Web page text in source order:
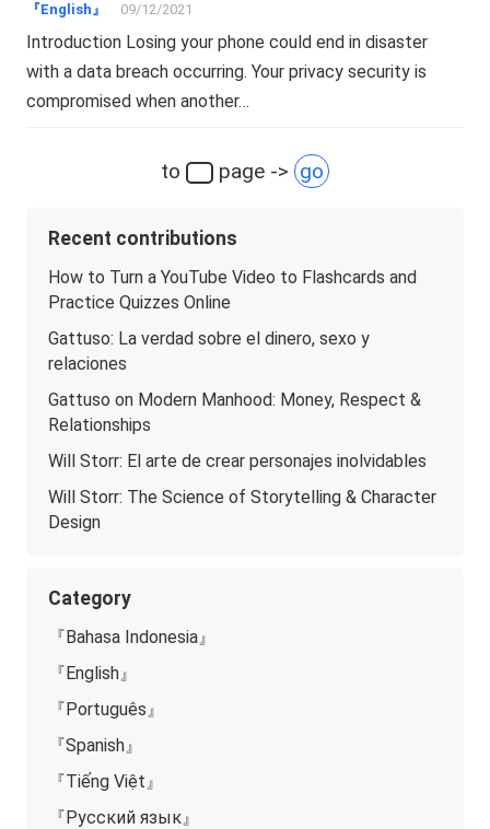
『English』 09/12/2021
Introduction Losing your phone could end in disaster
with a data breach occurring. Your privacy security is
compromised when another…
to page -> go
Recent contributions
How to Turn a YouTube Video to Flashcards and
Practice Quizzes Online
Gattuso: La verdad sobre el dinero, sexo y
relaciones
Gattuso on Modern Manhood: Money, Respect &
Relationships
Will Storr: El arte de crear personajes inolvidables
Will Storr: The Science of Storytelling & Character
Design
Category
『Bahasa Indonesia』
『English』
『Português』
『Spanish』
『Tiếng Việt』
『Русский язык』